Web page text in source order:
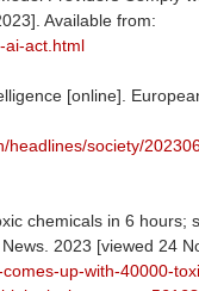
Available from:
ai-act.html
[online].
headlines/society/
chemicals in 6 hours;
2023 [viewed 24
up-with-40000-